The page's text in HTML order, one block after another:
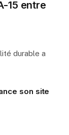
15 entre
durable a
son site